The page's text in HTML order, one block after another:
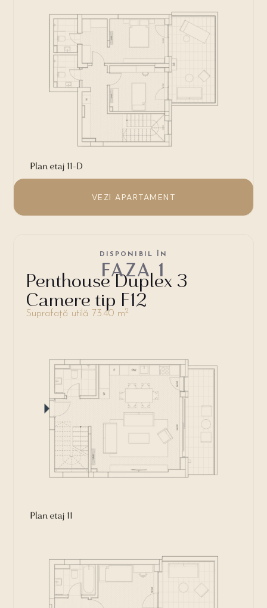
VEZI APARTAMENT
Penthouse Duplex 3
Camere tip F12
Suprafață utilă 73.40 m2
DISPONIBIL ÎN
FAZA 1